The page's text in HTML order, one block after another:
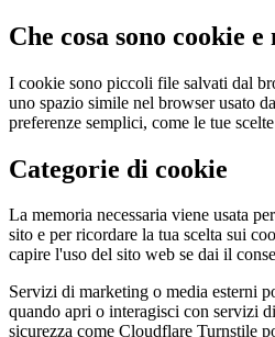
Che cosa sono cookie
I cookie sono piccoli file salvati dal
uno spazio simile nel browser usato
preferenze semplici, come le tue
Categorie di cookie
La memoria necessaria viene usata
sito e per ricordare la tua scelta sui
capire l'uso del sito web se dai il
Servizi di marketing o media esterni
quando apri o interagisci con servizi
sicurezza come Cloudflare Turnstile